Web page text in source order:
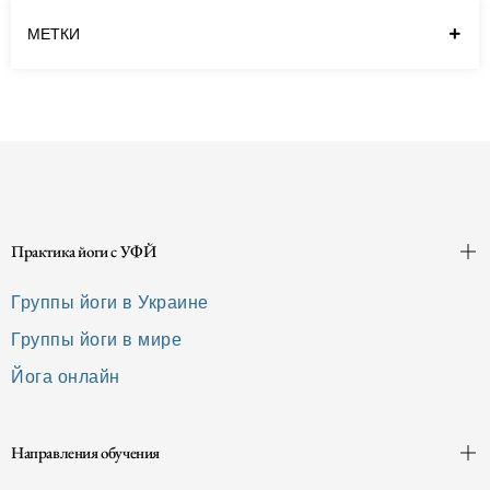
МЕТКИ
Практика йоги с УФЙ
Группы йоги в Украине
Группы йоги в мире
Йога онлайн
Направления обучения